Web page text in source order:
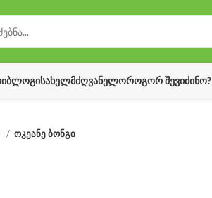
ᲑᲚᲝᲒᲘᲡᲐᲮᲔᲚᲛᲫᲦᲕᲐᲜᲔᲚᲝᲠᲝᲒᲝᲠ ᲨᲔᲕᲘᲫᲘᲜᲝ?
ოკეანე ბონგი